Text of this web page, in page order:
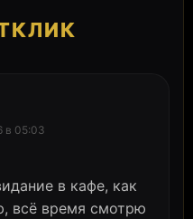
в 05:03
в кафе, как
всё время смотрю